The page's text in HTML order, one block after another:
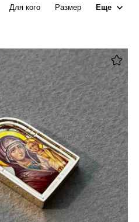
Для кого Размер Еще